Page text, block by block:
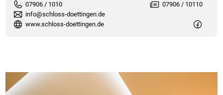
07906 / 1010
07906 / 10110
info@schloss-doettingen.de
www.schloss-doettingen.de